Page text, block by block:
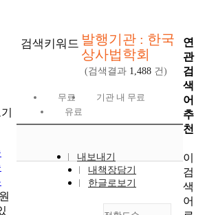
원
검색키워드 발행기관 : 한국
상사법학회
(검색결과 1,488 건)
무료
기관 내 무료
유료
내보내기
내책장담기
한글로보기
연
관
검
색
어
추
천
이
검
색
어